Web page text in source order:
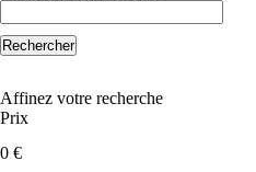
Rechercher
Affinez votre recherche
Prix
0 €